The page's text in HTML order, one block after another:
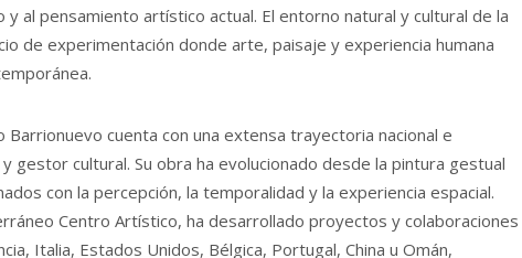
al pensamiento artístico actual. El entorno natural y cultural de la
de experimentación donde arte, paisaje y experiencia humana
Barrionuevo cuenta con una extensa trayectoria nacional e
gestor cultural. Su obra ha evolucionado desde la pintura gestual
con la percepción, la temporalidad y la experiencia espacial.
Centro Artístico, ha desarrollado proyectos y colaboraciones
Italia, Estados Unidos, Bélgica, Portugal, China u Omán,